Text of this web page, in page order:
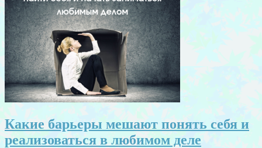
Какие барьеры мешают понять себя и
реализоваться в любимом деле